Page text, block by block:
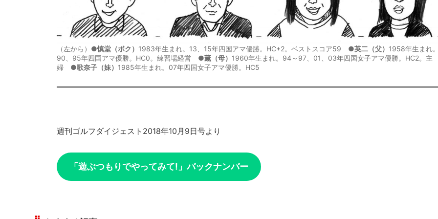
（左から）●慎堂（ボク） 1983年生まれ。13、15年四国アマ優勝。HC+2。ベストスコア59 ●英二（父） 1958年生まれ
90、95年四国アマ優勝。HC0。練習場経営 ●薫（母） 1960年生まれ。94～97、01、03年四国女子アマ優勝。HC2。主
婦 ●歌奈子（妹） 1985年生まれ。07年四国女子アマ優勝。HC5
週刊ゴルフダイジェスト2018年10月9日号より
「遊ぶつもりでやってみて!」バックナンバー